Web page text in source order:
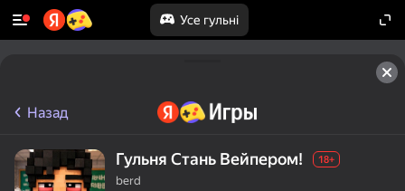
Усе гульні
Назад
Гульня Стань Вейпером! 18+
berd